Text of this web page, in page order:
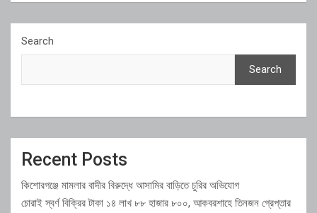
Search
Search
Recent Posts
কিশোরগঞ্জে মামলার বাদীর বিরুদ্ধে আসামির বাড়িতে চুরির অভিযোগ
চোরাই স্বর্ণ বিক্রির টাকা ১৪ লাখ ৮৮ হাজার ৮০০, আকবরশাহে তিনজন গ্রেপ্তার